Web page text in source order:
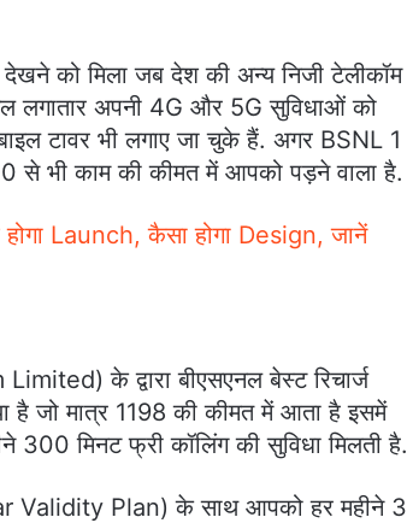
देखने को मिला जब देश की अन्य निजी टेलीकॉम
लगातार अपनी 4G और 5G सुविधाओं को
टावर भी लगाए जा चुके हैं. अगर BSNL 1
से भी काम की कीमत में आपको पड़ने वाला है.
Launch, कैसा होगा Design, जानें
के द्वारा बीएसएनल बेस्ट रिचार्ज
है जो मात्र 1198 की कीमत में आता है इसमें
मिनट फ्री कॉलिंग की सुविधा मिलती है.
Validity Plan) के साथ आपको हर महीने 3